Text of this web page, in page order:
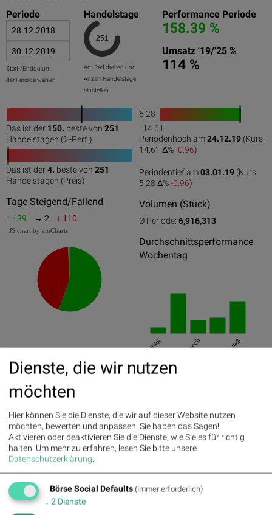
Periode
Start-/Enddatum
der Periode wählen
Handelstage
Am Rad drehen und
Anzahl Handelstage
einstellen
Performance Periode
158.39 %
Umsatz '19/'25 %
114 %
Das ist der 150. beste von 251
Handelstagen (%-Perf.)
Das ist der4. beste von 251
Handelstagen (Preis)
Tage Steigend/Fallend
↑ 139 → 2 ↓ 110
JS chart by amCharts
5.28
1
100
14.61
Periodenhoch am24.12.19 (Kurs:
14.61 Δ%-0.96)
Periodentief am03.01.19 (Kurs:
5.28 Δ%-0.96)
Volumen (Stück)
Ø Periode: 6,916,313
Durchschnittsperformance
Wochentag
Montag Mittwoch Freitag
Best/Worst Days
25.10.2019 14.24%
16.08.2019 9.86%
Dienste, die wir nutzen
möchten
Hier können Sie die Dienste, die wir auf dieser Website nutzen
möchten, bewerten und anpassen. Sie haben das Sagen!
Aktivieren oder deaktivieren Sie die Dienste, wie Sie es für richtig
halten. Um mehr zu erfahren, lesen Sie bitte unsere
Datenschutzerklärung.
Börse Social Defaults (immer erforderlich)
↓ 2 Dienste